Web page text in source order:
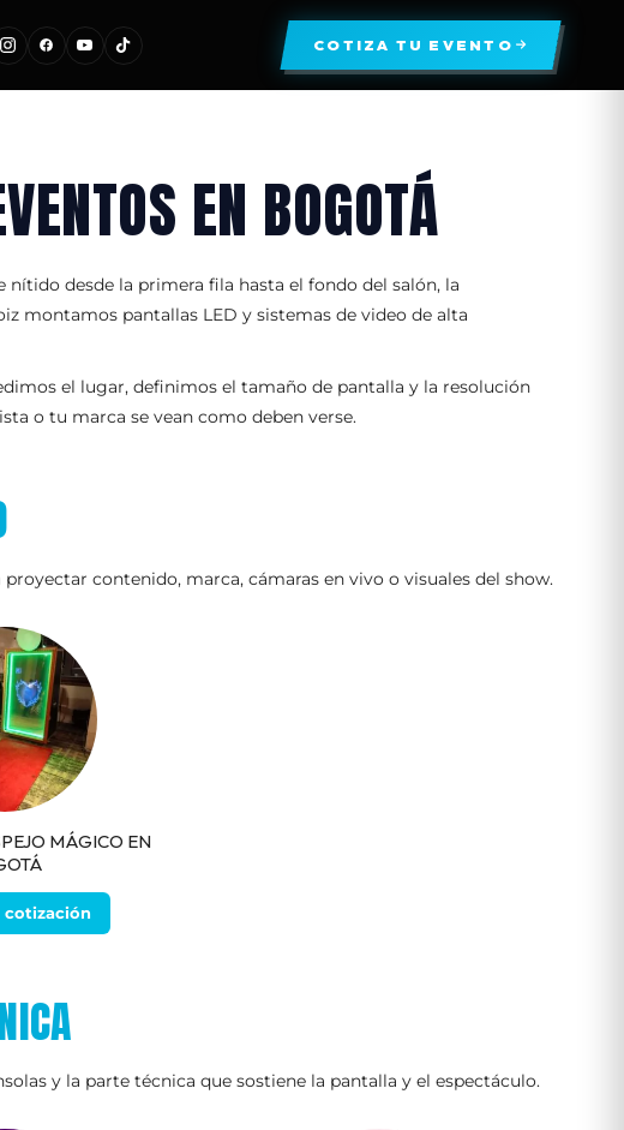
COTIZA TU EVENTO
EN BOGOTÁ
desde la primera fila hasta el fondo del salón, la
montamos pantallas LED y sistemas de video de alta
el lugar, definimos el tamaño de pantalla y la resolución
o tu marca se vean como deben verse.
contenido, marca, cámaras en vivo o visuales del show.
MÁGICO EN
cotización
y la parte técnica que sostiene la pantalla y el espectáculo.